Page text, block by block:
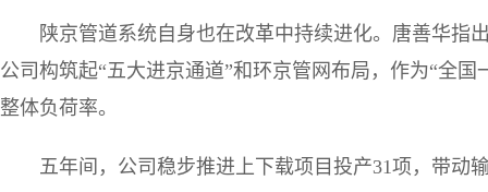
陕京管道系统自身也在改革中持续进化。唐善华指
公司构筑起“五大进京通道”和环京管网布局，作为“全
整体负荷率。
五年间，公司稳步推进上下载项目投产31项，带动